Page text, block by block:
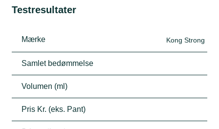
Testresultater
Mærke Kong Strong
Samlet bedømmelse
Volumen (ml)
Pris Kr. (eks. Pant)